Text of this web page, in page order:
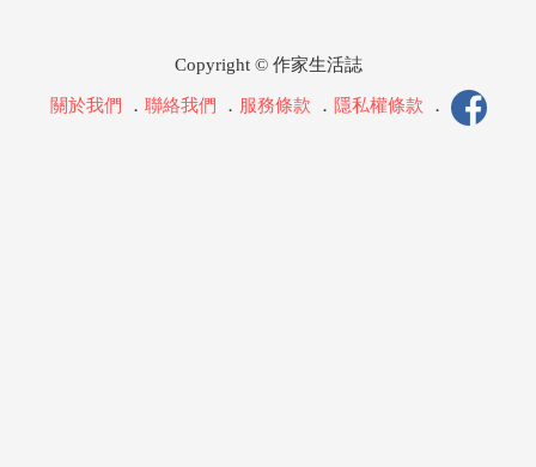
Copyright © 作家生活誌
關於我們 ． 聯絡我們 ． 服務條款 ． 隱私權條款 ．